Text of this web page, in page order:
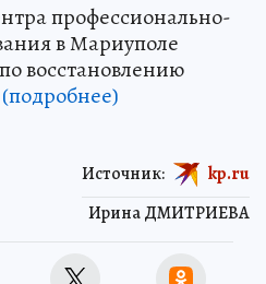
профессионально-
в Мариуполе
восстановлению
(подробнее)
Ирина ДМИТРИЕВА
Источник: kp.ru